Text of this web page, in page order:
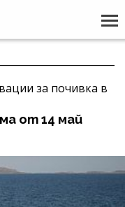
за почивка в
от 14 май